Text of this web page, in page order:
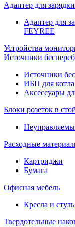
Адаптер для
Адаптер для
FEYREE
Устройства
Источники
Источники
ИБП для
Аксессуары
Блоки розеток в
Расходные
Картриджи
Бумага
Офисная мебель
Кресла и
Твердотельные